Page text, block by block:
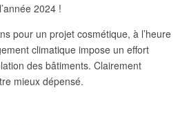
2024 !
pour un projet cosmétique, à l’heure
climatique impose un effort
des bâtiments. Clairement
mieux dépensé.